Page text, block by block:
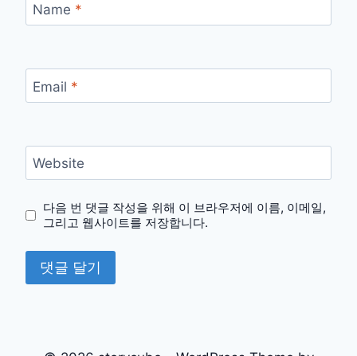
Name *
Email *
Website
다음 번 댓글 작성을 위해 이 브라우저에 이름, 이메일,
그리고 웹사이트를 저장합니다.